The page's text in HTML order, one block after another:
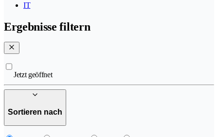
IT
Ergebnisse filtern
Jetzt geöffnet
Sortieren nach